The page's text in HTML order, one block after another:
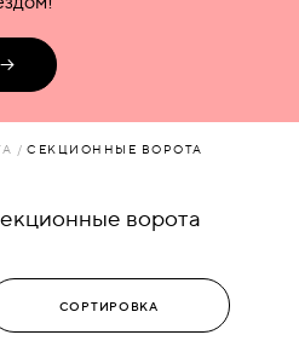
СЕКЦИОННЫЕ ВОРОТА
ворота